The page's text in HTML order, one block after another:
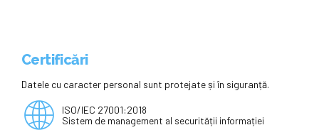
Certificări
Datele cu caracter personal sunt protejate și în siguranță.
ISO/IEC 27001:2018
Sistem de management al securității informației